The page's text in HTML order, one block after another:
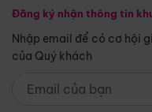
Đăng ký nhận thông tin
Nhập email để có cơ hội
của Quý khách